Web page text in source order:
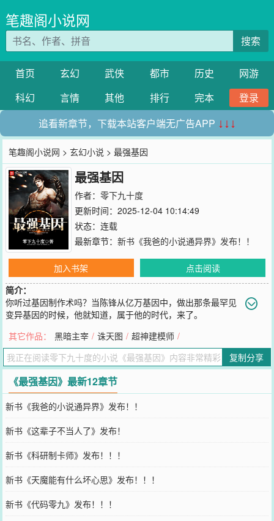
笔趣阁小说网
搜索
首页 玄幻 武侠 都市 历史
网游
科幻
言情 其他 排行 完本
登录
追看新章节，下载本站客户端无广告APP ↓↓↓
笔趣阁小说网 >玄幻小说 > 最强基因
最强基因
作者： 零下九十度
更新时间：2025-12-04 10:14:49
状态：连载
最新章节： 新书《我爸的小说通异界》发布！！
加入书架
点击阅读
简介：
你听过基因制作术吗？当陈锋从亿万基因中，做出那条最罕见
变异基因的时候，他就知道，属于他的时代，来了。
里的朋友推荐哦！
其它作品： 黑暗主宰 / 诛天图 / 超神建模师 /
复制分享
《最强基因》最新12章节
新书《我爸的小说通异界》发布！！
新书《这辈子不当人了》发布！
新书《科研制卡师》发布！！！
新书《天魔能有什么坏心思》发布！！！
新书《代码零九》发布！！！